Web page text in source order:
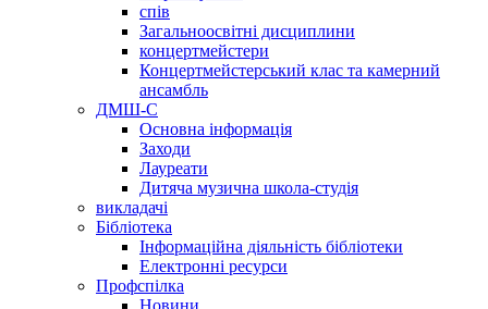
спів
Загальноосвітні дисциплини
концертмейстери
Концертмейстерський клас та камерний
ансамбль
ДМШ-С
Основна інформація
Заходи
Лауреати
Дитяча музична школа-студія
викладачі
Бібліотека
Інформаційна діяльність бібліотеки
Електронні ресурси
Профспілка
Новини